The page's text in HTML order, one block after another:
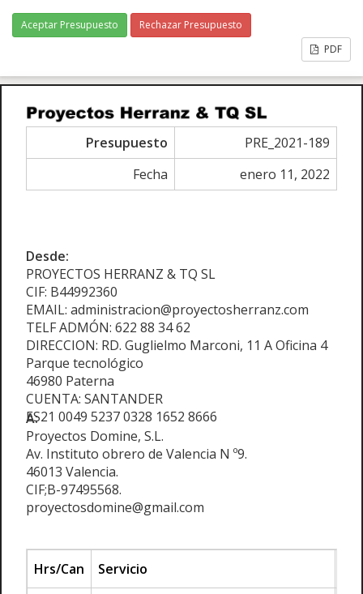
Aceptar Presupuesto
Rechazar Presupuesto
PDF
Presupuesto
PRE_2021-189
Fecha
enero 11, 2022
Desde:
PROYECTOS HERRANZ & TQ SL
CIF: B44992360
EMAIL: administracion@proyectosherranz.com
TELF ADMÓN: 622 88 34 62
DIRECCION: RD. Guglielmo Marconi, 11 A Oficina 4
Parque tecnológico
46980 Paterna
CUENTA: SANTANDER
ES21 0049 5237 0328 1652 8666
A:
Proyectos Domine, S.L.
Av. Instituto obrero de Valencia N º9.
46013 Valencia.
CIF;B-97495568.
proyectosdomine@gmail.com
Hrs/Can Servicio